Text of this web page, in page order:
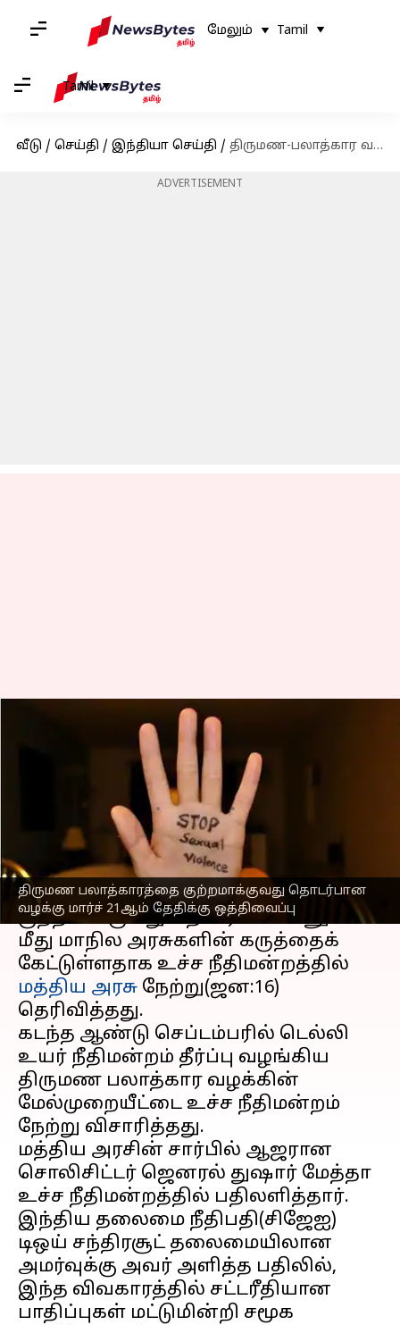
மேலும் Tamil
Tamil
வீடு / செய்தி / இந்தியா செய்தி / திருமண-பலாத்கார வழக்கு: என்ன சொல்கிறது மத்திய அரசு
ADVERTISEMENT
திருமண பலாத்காரத்தை குற்றமாக்குவது தொடர்பான
வழக்கு மார்ச் 21ஆம் தேதிக்கு ஒத்திவைப்பு
திருமண-பலாத்கார
வழக்கு: என்ன
சொல்கிறது மத்திய அரசு
Sindhuja SM Jan 17, 2023 06:19 pm
செய்தி முன்னோட்டம்
திருமண பலாத்காரத்தை
குற்றமாக்குவது தொடர்பான மனுக்கள்
மீது மாநில அரசுகளின் கருத்தைக்
கேட்டுள்ளதாக உச்ச நீதிமன்றத்தில்
மத்திய அரசு நேற்று(ஜன:16)
தெரிவித்தது.
கடந்த ஆண்டு செப்டம்பரில் டெல்லி
உயர் நீதிமன்றம் தீர்ப்பு வழங்கிய
திருமண பலாத்கார வழக்கின்
மேல்முறையீட்டை உச்ச நீதிமன்றம்
நேற்று விசாரித்தது.
மத்திய அரசின் சார்பில் ஆஜரான
சொலிசிட்டர் ஜெனரல் துஷார் மேத்தா
உச்ச நீதிமன்றத்தில் பதிலளித்தார்.
இந்திய தலைமை நீதிபதி(சிஜேஐ)
டிஒய் சந்திரசூட் தலைமையிலான
அமர்வுக்கு அவர் அளித்த பதிலில்,
இந்த விவகாரத்தில் சட்டரீதியான
பாதிப்புகள் மட்டுமின்றி சமூக